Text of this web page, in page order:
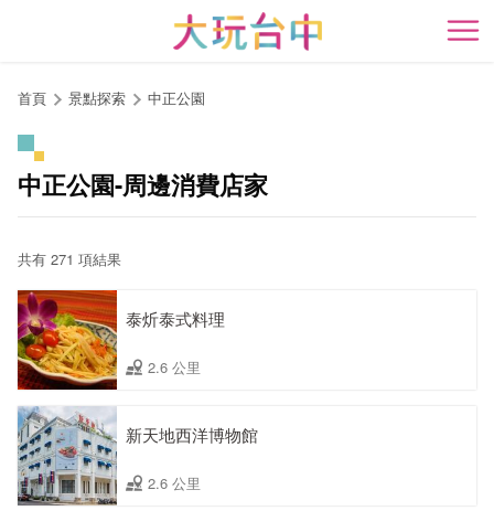
開
首頁 景點探索 中正公園
中正公園-周邊消費店家
共有 271 項結果
泰炘泰式料理
2.6 公里
新天地西洋博物館
2.6 公里